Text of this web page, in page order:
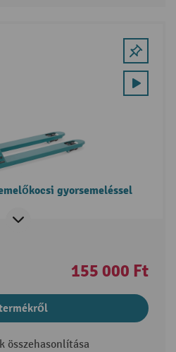
gyorsemeléssel
155 000 Ft
összehasonlítása